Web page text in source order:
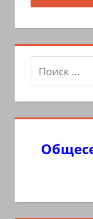
Поиск
для: